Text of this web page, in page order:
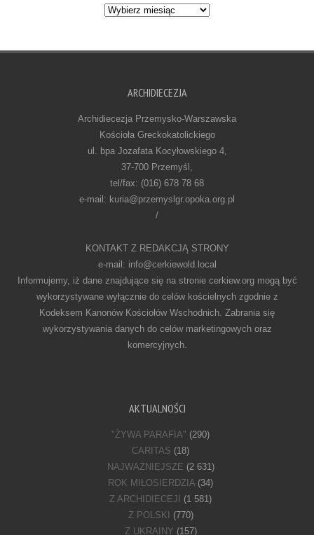
Archiwum
ARCHIDIECEZJA
Archidiecezja Przemysko-Warszawska
Kościoła Greckokatolickiego
ul. bpa Jozafata Kocyłowskiego 4,
37-700 Przemyśl,
tel/fax: (016) 678 78 68
e-mail: kuria@przemyslgr.opoka.org.pl
/
KONTAKT Z REDAKCJĄ STRONY
e-mail: info@cerkiewold.local
Informujemy, iż dane znajdujące się na stronie cerkiew.org mogą być
wykorzystywane wyłącznie do celów kościelnych zgodnie z
Kodeksem Kanonów Kościołów Wschodnich. Zabrania się
wykorzystywania danych do celów marketingowych oraz
komercyjnych.
AKTUALNOŚCI
"ŻYWA PARAFIA" (290)
CARITAS (18)
NAJWAŻNIEJSZE (2 631)
ROK MIŁOSIERDZIA (34)
Z ARCHIDIECEJI
(1 581)
Z POLSKI
(770)
Z UKRAINY (157)